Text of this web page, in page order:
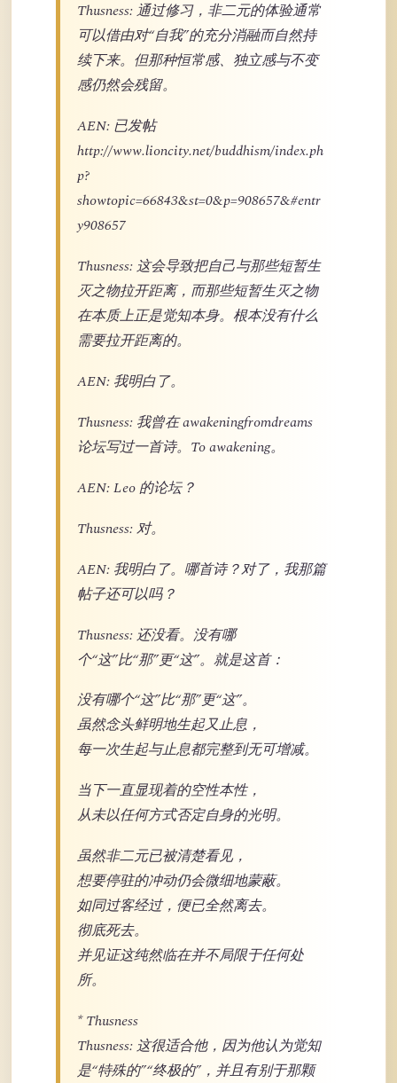
Thusness: 通过修习，非二元的体验通常
可以借由对“自我”的充分消融而自然持
续下来。但那种恒常感、独立感与不变
感仍然会残留。
AEN: 已发帖
http://www.lioncity.net/buddhism/index.ph
p?
showtopic=66843&st=0&p=908657&#entr
y908657
Thusness: 这会导致把自己与那些短暂生
灭之物拉开距离，而那些短暂生灭之物
在本质上正是觉知本身。根本没有什么
需要拉开距离的。
AEN: 我明白了。
Thusness: 我曾在 awakeningfromdreams
论坛写过一首诗。To awakening。
AEN: Leo 的论坛？
Thusness: 对。
AEN: 我明白了。哪首诗？对了，我那篇
帖子还可以吗？
Thusness: 还没看。没有哪
个“这”比“那”更“这”。就是这首：
没有哪个“这”比“那”更“这”。
虽然念头鲜明地生起又止息，
每一次生起与止息都完整到无可增减。
当下一直显现着的空性本性，
从未以任何方式否定自身的光明。
虽然非二元已被清楚看见，
想要停驻的冲动仍会微细地蒙蔽。
如同过客经过，便已全然离去。
彻底死去。
并见证这纯然临在并不局限于任何处
所。
* Thusness
Thusness: 这很适合他，因为他认为觉知
是“特殊的”“终极的”，并且有别于那颗